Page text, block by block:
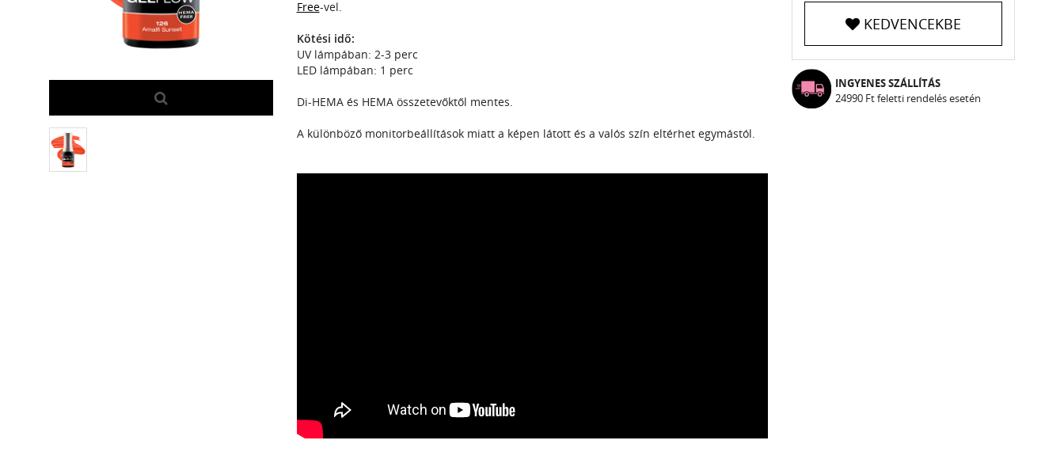
Free-vel.
Kötési idő:
UV lámpában: 2-3 perc
LED lámpában: 1 perc
Di-HEMA és HEMA összetevőktől mentes.
A különböző monitorbeállítások miatt a képen látott és a valós szín eltérhet egymástól.
KEDVENCEKBE
INGYENES SZÁLLÍTÁS
24990 Ft feletti rendelés esetén